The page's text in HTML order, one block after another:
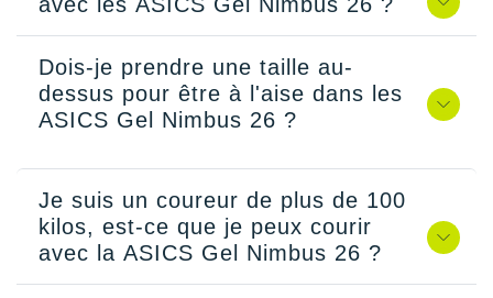
Dois-je prendre une taille au-
dessus pour être à l'aise dans les
ASICS Gel Nimbus 26 ?
Je suis un coureur de plus de 100
kilos, est-ce que je peux courir
avec la ASICS Gel Nimbus 26 ?